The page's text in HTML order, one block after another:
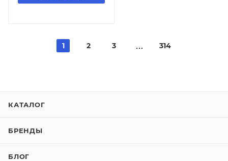
1 2 3 314
КАТАЛОГ
БРЕНДЫ
БЛОГ